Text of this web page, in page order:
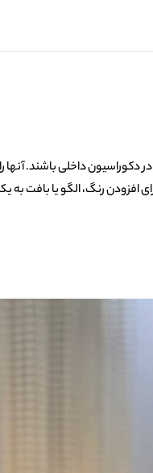
دکوراسیون داخلی باشند.
افزودن رنگ، الگو یا بافت